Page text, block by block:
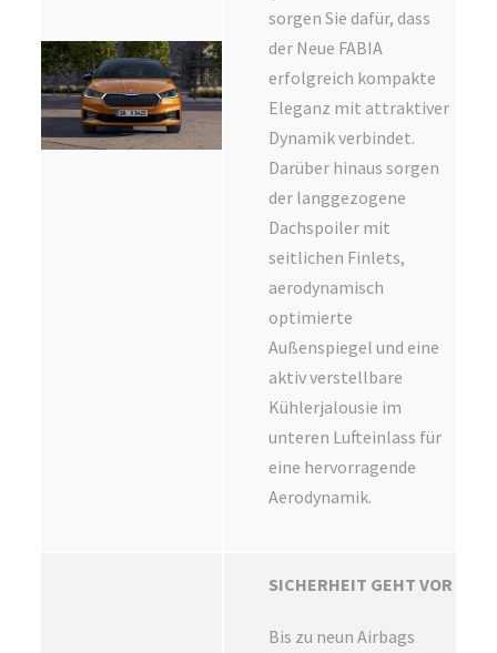
sorgen Sie dafür, dass
der Neue FABIA
erfolgreich kompakte
Eleganz mit attraktiver
Dynamik verbindet.
Darüber hinaus sorgen
der langgezogene
Dachspoiler mit
seitlichen Finlets,
aerodynamisch
optimierte
Außenspiegel und eine
aktiv verstellbare
Kühlerjalousie im
unteren Lufteinlass für
eine hervorragende
Aerodynamik.
SICHERHEIT GEHT VOR
Bis zu neun Airbags